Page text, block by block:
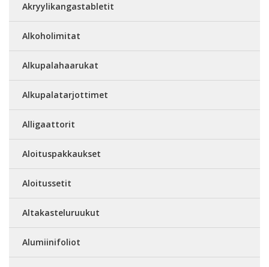
Akryylikangastabletit
Alkoholimitat
Alkupalahaarukat
Alkupalatarjottimet
Alligaattorit
Aloituspakkaukset
Aloitussetit
Altakasteluruukut
Alumiinifoliot